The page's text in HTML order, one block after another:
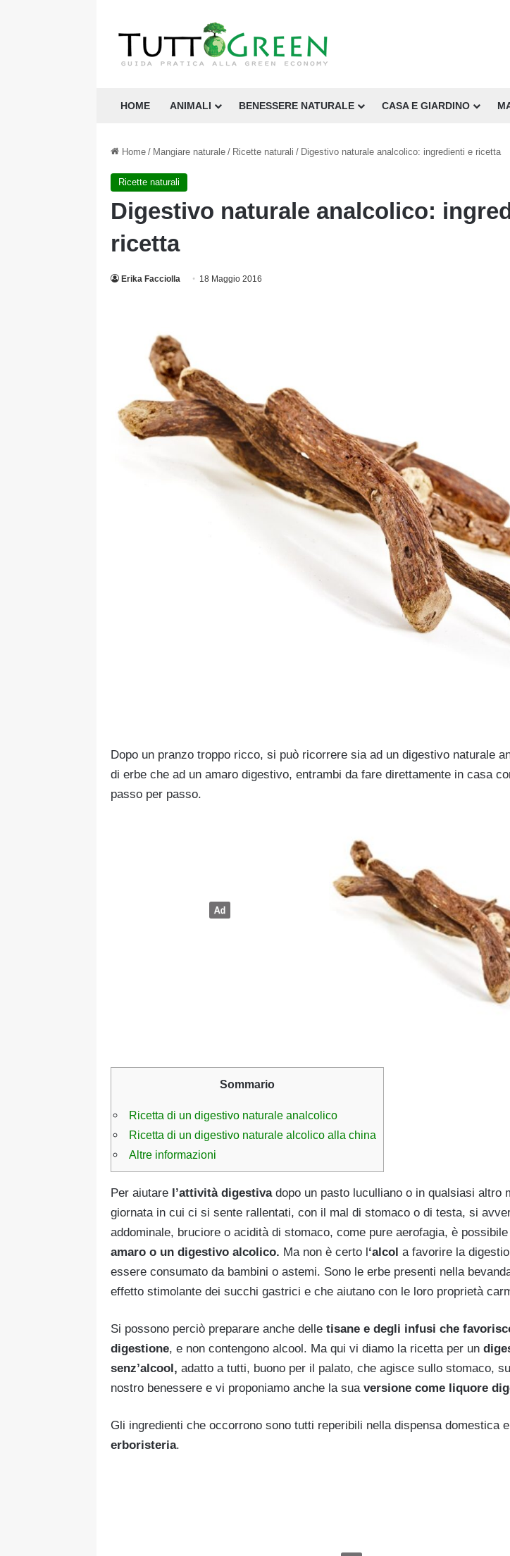
HOME ANIMALI BENESSERE NATURALE CASA E GIARDINO
Home / Mangiare naturale / Ricette naturali / Digestivo naturale analcolico: ingredienti e ricetta
Ricette naturali
Digestivo naturale analcolico:
ricetta
Erika Facciolla 18 Maggio 2016
Dopo un pranzo troppo ricco, si può ricorrere sia ad un digestivo naturale
di erbe che ad un amaro digestivo, entrambi da fare direttamente in casa
passo per passo.
Sommario
Ricetta di un digestivo naturale analcolico
Ricetta di un digestivo naturale alcolico alla china
Altre informazioni
Per aiutare l’attività digestivadopo un pasto luculliano o in qualsiasi altro
giornata in cui ci si sente rallentati, con il mal di stomaco o di testa, si
addominale, bruciore o acidità di stomaco, come pure aerofagia, è
amaro o un digestivo alcolico. Ma non è certo l‘alcol a favorire la
essere consumato da bambini o astemi. Sono le erbe presenti nella
effetto stimolante dei succhi gastrici e che aiutano con le loro proprietà
Si possono perciò preparare anche delle tisane e degli infusi che
digestione, e non contengono alcool. Ma qui vi diamo la ricetta per un
senz’alcool, adatto a tutti, buono per il palato, che agisce sullo stomaco,
nostro benessere e vi proponiamo anche la sua versione come liquore
Gli ingredienti che occorrono sono tutti reperibili nella dispensa domestica
erboristeria.